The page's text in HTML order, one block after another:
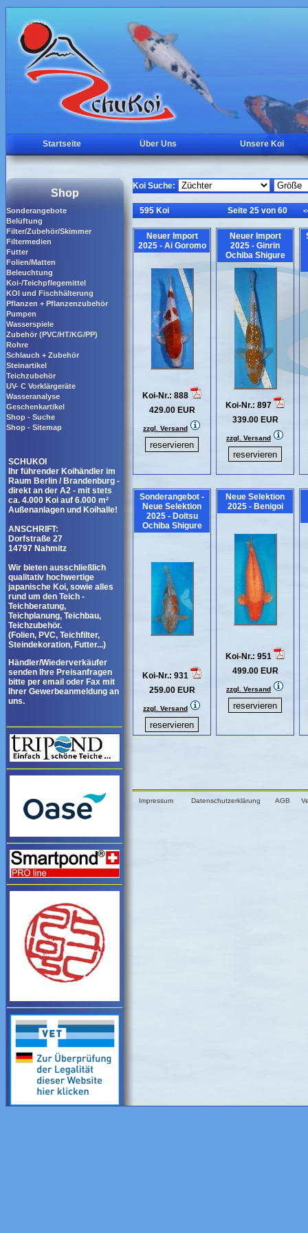
Startseite Über Uns Unsere Koi
Shop
Sonderangebote
Belüftung
Filter/Zubehör/Skimmer
Filtermedien
Futter
Folien/Matten
Beleuchtung
Koi-/Teichpflegemittel
KOI und Fischhälterung
Pflanzen + Pflanzenzubehör
Pumpen
Wasserspiele
Zubehör (PVC/HT/KG/PP)
Rohre
Schlauch + Zubehör
Steinartikel
Teichzubehör
UV- C Vorklärgeräte
Wasseranalyse
Geschenkartikel
Shop - Suche
Shop - Sitemap
SCHUKOI
Ihr führender Koihändler im
Raum Berlin / Brandenburg -
direkt an der A2 - mit stets
ca. 4.000 Koi auf 6.000 m²
Außenanlagen und Koihalle!
ANSCHRIFT:
Dorfstraße 27
14797 Nahmitz
Wir bieten ausschließlich
qualitativ hochwertige
japanische Koi, sowie alles
rund um den Teich -
Teichberatung,
Teichplanung, Teichbau,
Teichzubehör.
(Folien, PVC, Teichfilter,
Steindekoration, Futter...)
Händler/Wiederverkäufer
senden Ihre Preisanfragen
bitte per email oder Fax mit
Ihrer Gewerbeanmeldung an
uns.
Koi Suche:
595 Koi Seite 25 von 60
Neuer Import
2025 - Ai Goromo
Koi-Nr.: 888
429.00 EUR
zzgl. Versand
Neuer Import
2025 - Ginrin
Ochiba Shigure
Koi-Nr.: 897
339.00 EUR
zzgl. Versand
Sonderangebot -
Neue Selektion
2025 - Doitsu
Ochiba Shigure
Koi-Nr.: 931
259.00 EUR
zzgl. Versand
Neue Selektion
2025 - Benigoi
Koi-Nr.: 951
499.00 EUR
zzgl. Versand
Impressum Datenschutzerklärung AGB